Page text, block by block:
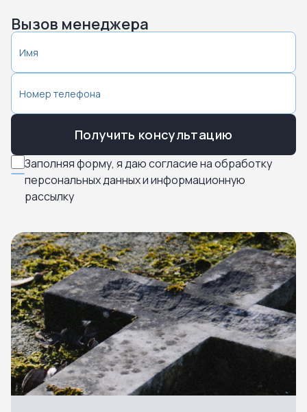
Вызов менеджера
Заполняя форму, я даю согласие на обработку
персональных данных и информационную
рассылку
Получить консультацию